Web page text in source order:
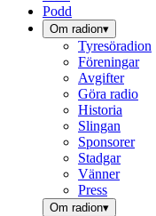
Podd
Om radion▾
Tyresöradion
Föreningar
Avgifter
Göra radio
Historia
Slingan
Sponsorer
Stadgar
Vänner
Press
Om radion▾